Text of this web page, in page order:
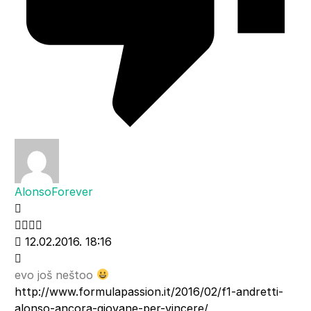
AlonsoForever
12.02.2016. 18:16
evo još neštoo
http://www.formulapassion.it/2016/02/f1-andretti-
alonso-ancora-giovane-per-vincere/